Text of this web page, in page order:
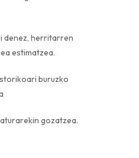
denez, herritarren
estimatzea.
buruzko
gozatzea.